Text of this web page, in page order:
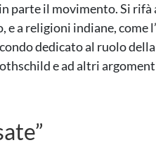
parte il movimento. Si rifà
a religioni indiane, come
dedicato al ruolo
e ad altri